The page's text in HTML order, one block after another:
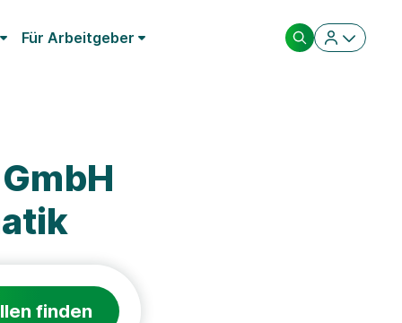
Für Arbeitgeber
finden